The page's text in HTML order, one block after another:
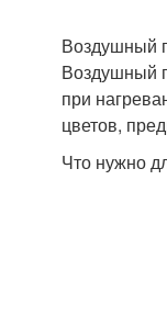
Воздушный
Воздушный
при
цветов,
Что нужно